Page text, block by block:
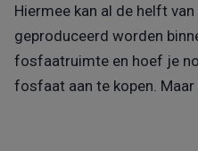
Hiermee kan al de helft
geproduceerd worden
fosfaatruimte en hoef je
fosfaat aan te kopen.